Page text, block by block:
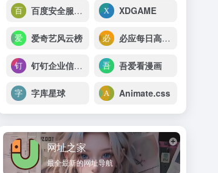
百度安全服务平台 XDGAME
爱奇艺风云榜 必应每日高清壁纸
钉钉企业信息查询 吾爱看漫画
字库星球 Animate.css
网址之家
最全最新的网址导航